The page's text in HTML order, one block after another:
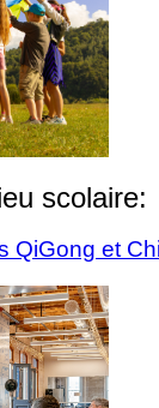
scolaire:
QiGong et